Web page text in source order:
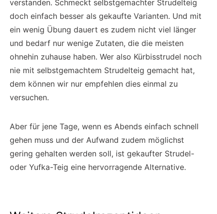
verstanden. Schmeckt selbstgemachter Strudelteig
doch einfach besser als gekaufte Varianten. Und mit
ein wenig Übung dauert es zudem nicht viel länger
und bedarf nur wenige Zutaten, die die meisten
ohnehin zuhause haben. Wer also Kürbisstrudel noch
nie mit selbstgemachtem Strudelteig gemacht hat,
dem können wir nur empfehlen dies einmal zu
versuchen.
Aber für jene Tage, wenn es Abends einfach schnell
gehen muss und der Aufwand zudem möglichst
gering gehalten werden soll, ist gekaufter Strudel-
oder Yufka-Teig eine hervorragende Alternative.